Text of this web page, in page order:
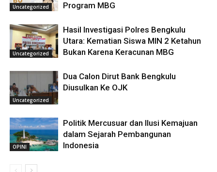
Uncategorized
Program MBG
Uncategorized
Hasil Investigasi Polres Bengkulu
Utara: Kematian Siswa MIN 2 Ketahun
Bukan Karena Keracunan MBG
Uncategorized
Dua Calon Dirut Bank Bengkulu
Diusulkan Ke OJK
OPINI
Politik Mercusuar dan Ilusi Kemajuan
dalam Sejarah Pembangunan
Indonesia